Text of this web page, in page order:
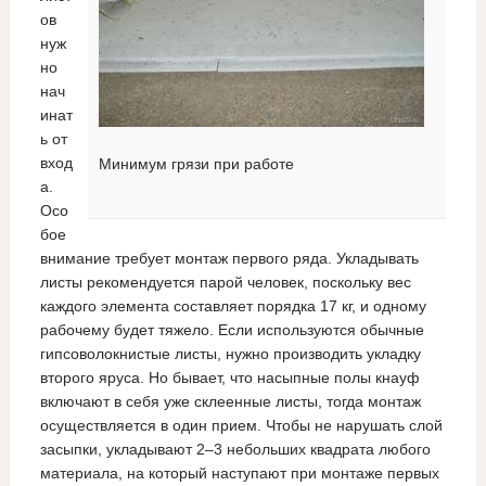
Минимум грязи при работе
ов
нуж
но
нач
инат
ь от
вход
а.
Осо
бое
внимание требует монтаж первого ряда. Укладывать
листы рекомендуется парой человек, поскольку вес
каждого элемента составляет порядка 17 кг, и одному
рабочему будет тяжело. Если используются обычные
гипсоволокнистые листы, нужно производить укладку
второго яруса. Но бывает, что насыпные полы кнауф
включают в себя уже склеенные листы, тогда монтаж
осуществляется в один прием. Чтобы не нарушать слой
засыпки, укладывают 2–3 небольших квадрата любого
материала, на который наступают при монтаже первых